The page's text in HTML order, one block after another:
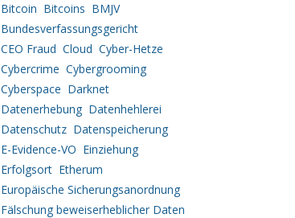
Bitcoin Bitcoins BMJV
Bundesverfassungsgericht
CEO Fraud Cloud Cyber-Hetze
Cybercrime Cybergrooming
Cyberspace Darknet
Datenerhebung Datenhehlerei
Datenschutz Datenspeicherung
E-Evidence-VO Einziehung
Erfolgsort Etherum
Europäische Sicherungsanordnung
Fälschung beweiserheblicher Daten